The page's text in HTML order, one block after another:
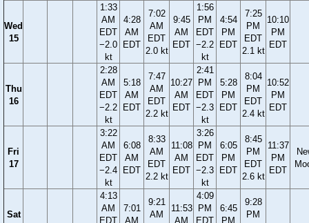
Wed
15
1:33
AM
EDT
−2.0
kt
4:28
AM
EDT
7:02
AM
EDT
2.0 kt
9:45
AM
EDT
1:56
PM
EDT
−2.2
kt
4:54
PM
EDT
7:25
PM
EDT
2.1 kt
10:10
PM
EDT
Thu
16
2:28
AM
EDT
−2.2
kt
5:18
AM
EDT
7:47
AM
EDT
2.2 kt
10:27
AM
EDT
2:41
PM
EDT
−2.3
kt
5:28
PM
EDT
8:04
PM
EDT
2.4 kt
10:52
PM
EDT
Fri
17
3:22
AM
EDT
−2.4
kt
6:08
AM
EDT
8:33
AM
EDT
2.2 kt
11:08
AM
EDT
3:26
PM
EDT
−2.3
kt
6:05
PM
EDT
8:45
PM
EDT
2.6 kt
11:37
PM
EDT
Sat
4:13
AM
EDT
7:01
AM
9:21
AM
11:53
AM
4:09
PM
EDT
6:45
PM
9:28
PM